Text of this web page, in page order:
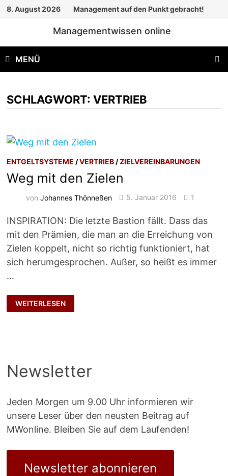
Zum
8. August 2026 Management auf den Punkt gebracht!
Managementwissen online
MENÜ
SCHLAGWORT:VERTRIEB
ENTGELTSYSTEME /VERTRIEB /ZIELVEREINBARUNGEN
Weg mit den Zielen
vonJohannes Thönneßen 5. Januar 2016 1
INSPIRATION: Die letzte Bastion fällt. Dass das
mit den Prämien, die man an die Erreichung von
Zielen koppelt, nicht so richtig funktioniert, hat
sich herumgesprochen. Außer, so heißt es immer
…
WEG
MIT
DEN
WEITERLESEN
Newsletter
Jeden Morgen um 9.00 Uhr informieren wir
unsere Leser über den neusten Beitrag auf
MWonline. Bleiben Sie auf dem Laufenden!
Newsletter abonnieren